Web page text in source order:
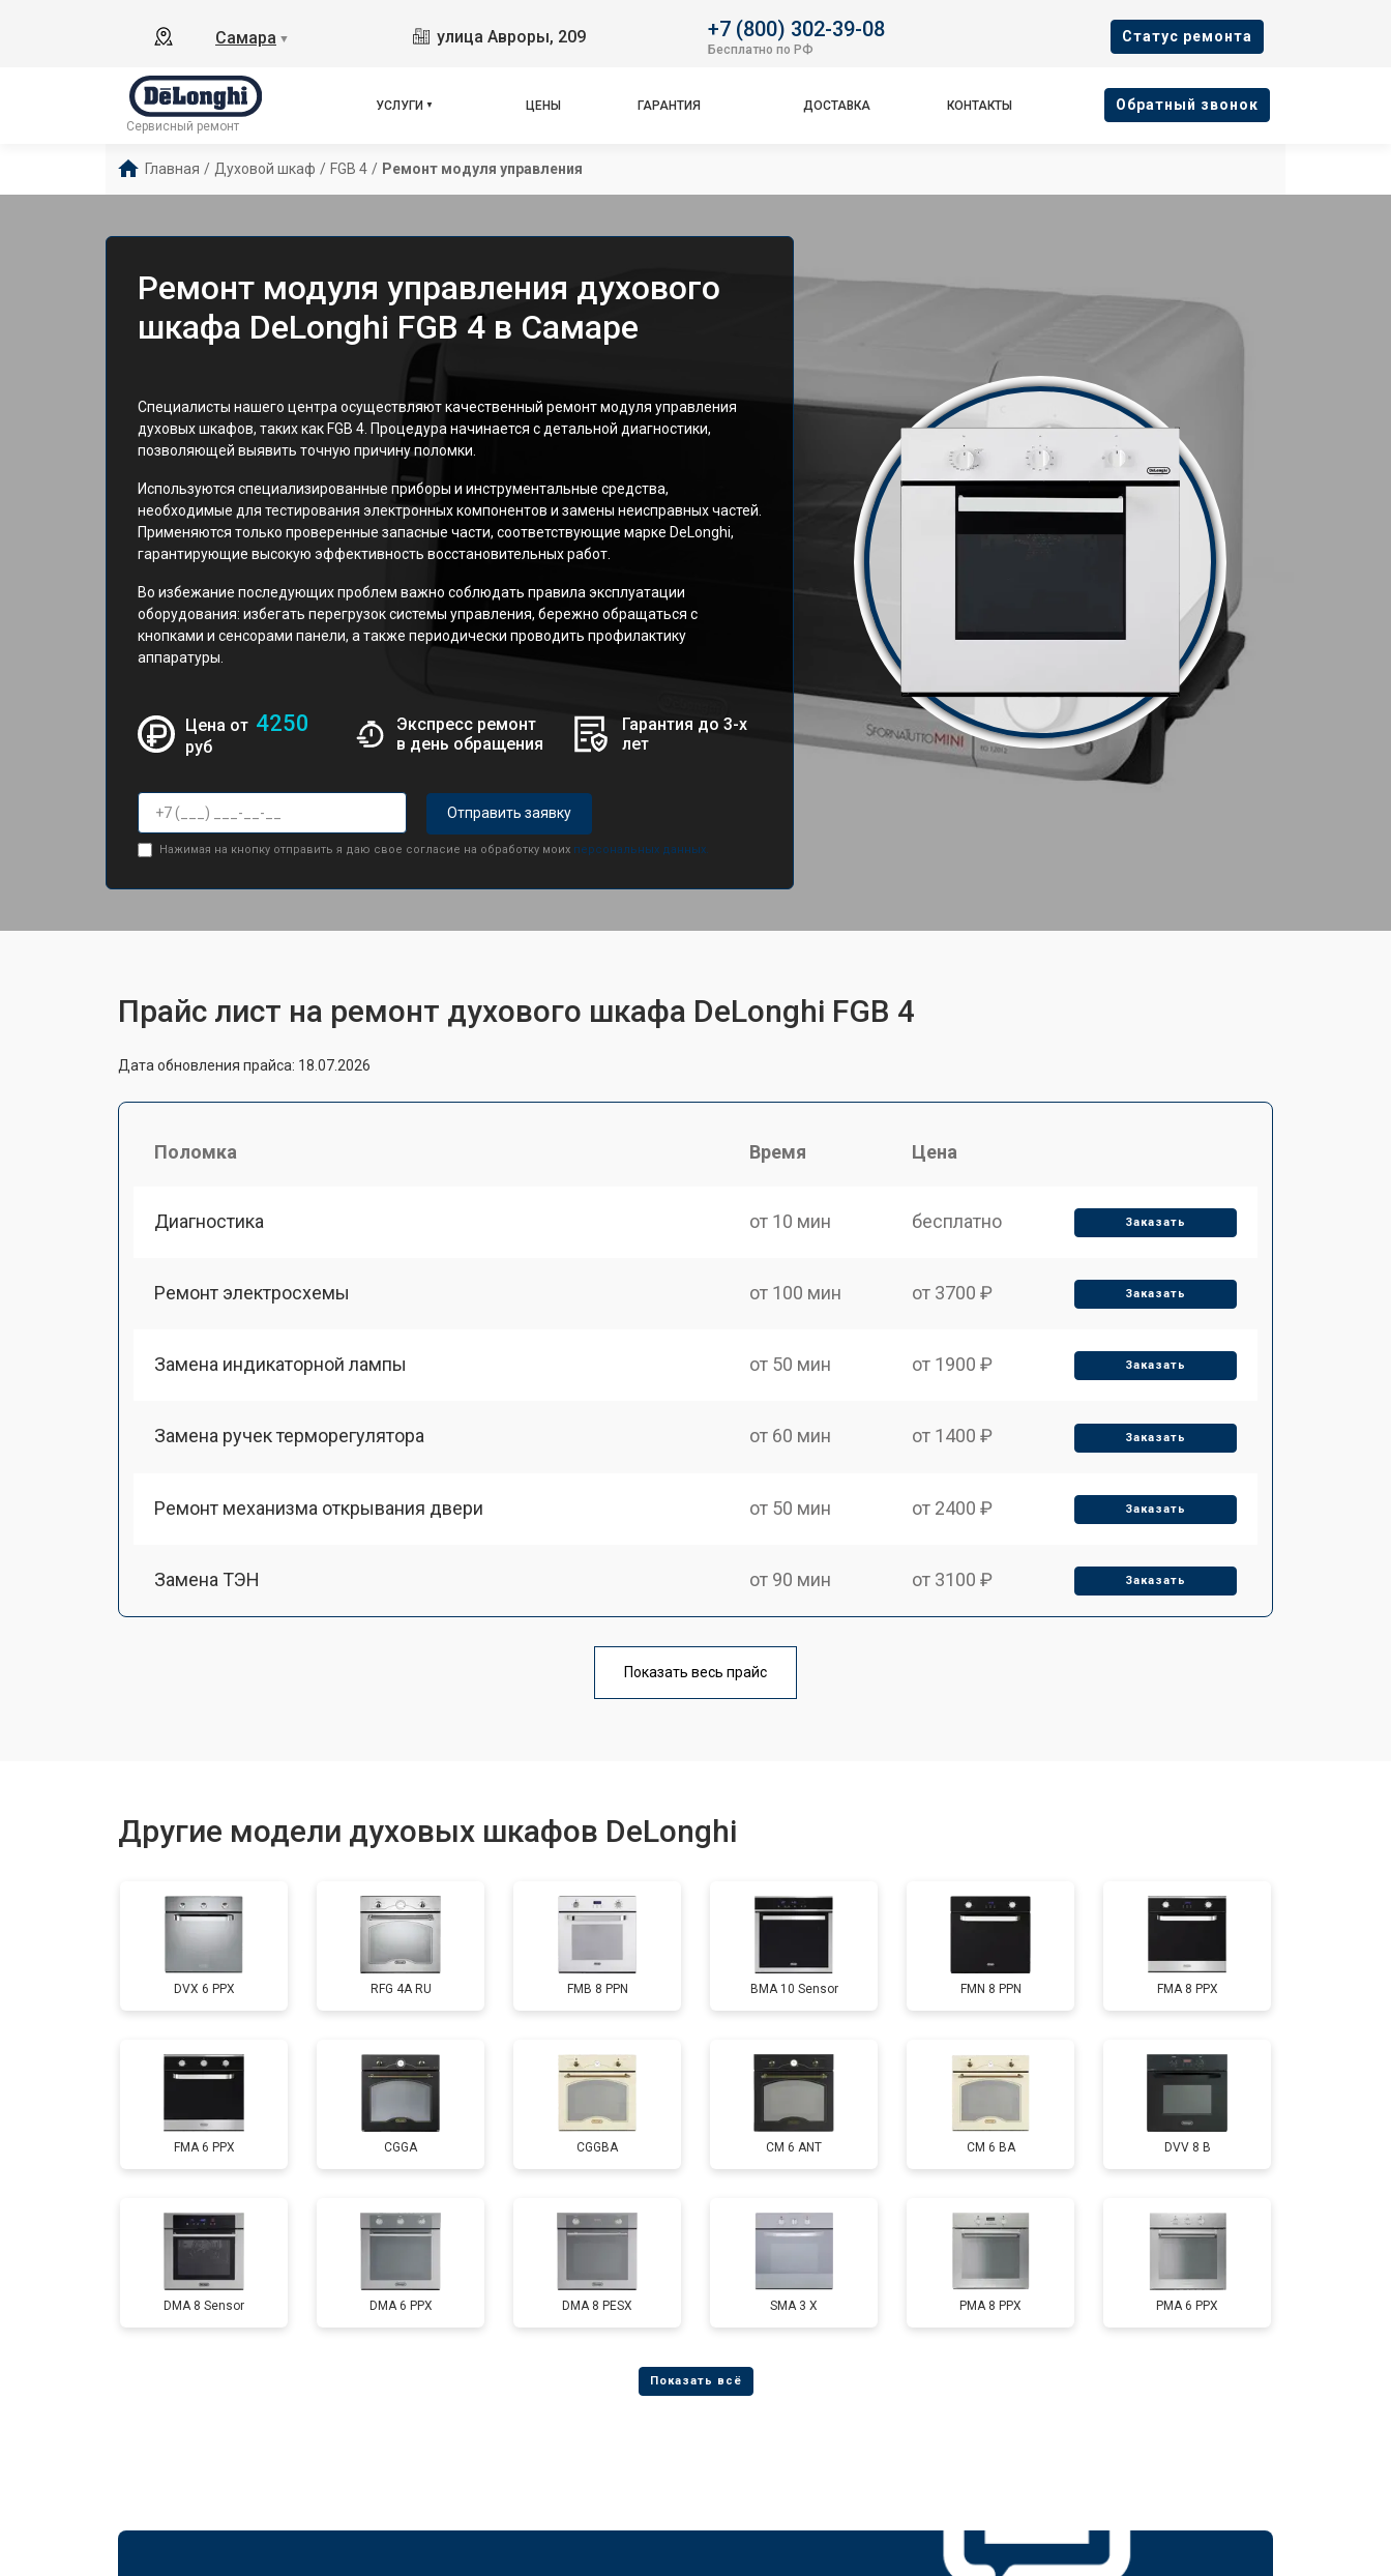
Самара ▼ улица Авроры, 209 +7 (800) 302-39-08
Бесплатно по РФ
Cтатус ремонта
Сервисный ремонт
УСЛУГИ ЦЕНЫ ГАРАНТИЯ ДОСТАВКА КОНТАКТЫ Oбратный звонок
Главная / Духовой шкаф / FGB 4 / Ремонт модуля управления
Ремонт модуля управления духового
шкафа DeLonghi FGB 4 в Самаре
Специалисты нашего центра осуществляют качественный ремонт модуля управления
духовых шкафов, таких как FGB 4. Процедура начинается с детальной диагностики,
позволяющей выявить точную причину поломки.
Используются специализированные приборы и инструментальные средства,
необходимые для тестирования электронных компонентов и замены неисправных частей.
Применяются только проверенные запасные части, соответствующие марке DeLonghi,
гарантирующие высокую эффективность восстановительных работ.
Во избежание последующих проблем важно соблюдать правила эксплуатации
оборудования: избегать перегрузок системы управления, бережно обращаться с
кнопками и сенсорами панели, а также периодически проводить профилактику
аппаратуры.
Цена от 4250
руб
Экспресс ремонт
в день обращения
Гарантия до 3-х
лет
Отправить заявку
Нажимая на кнопку отправить я даю свое согласие на обработку моих персональных данных.
Прайс лист на ремонт духового шкафа DeLonghi FGB 4
Дата обновления прайса: 18.07.2026
Поломка Время Цена
Диагностика от 10 мин бесплатно Заказать
Ремонт электросхемы от 100 мин от 3700 ₽ Заказать
Замена индикаторной лампы от 50 мин от 1900 ₽ Заказать
Замена ручек терморегулятора от 60 мин от 1400 ₽ Заказать
Ремонт механизма открывания двери от 50 мин от 2400 ₽ Заказать
Замена ТЭН от 90 мин от 3100 ₽ Заказать
от 60 мин
Показать весь прайс
Другие модели духовых шкафов DeLonghi
DVX 6 PPX RFG 4A RU FMB 8 PPN BMA 10 Sensor FMN 8 PPN FMA 8 PPX
FMA 6 PPX CGGA CGGBA CM 6 ANT CM 6 BA DVV 8 B
DMA 8 Sensor DMA 6 PPX DMA 8 PESX SMA 3 X PMA 8 PPX PMA 6 PPX